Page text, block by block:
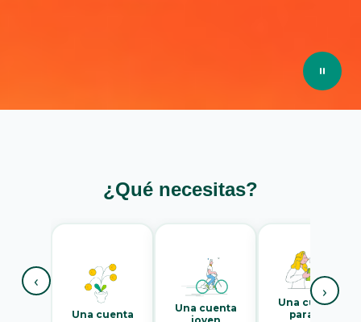
¿Qué necesitas?
‹
Una cuenta
Una cuenta
Una cuenta
para mi
›